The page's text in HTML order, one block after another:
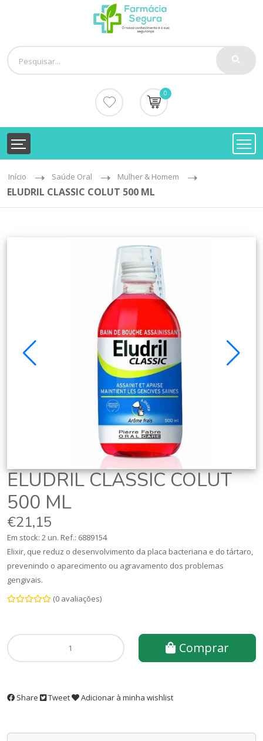
0
Início Saúde Oral Mulher & Homem
ELUDRIL CLASSIC COLUT 500 ML
ELUDRIL CLASSIC COLUT
500 ML
€21,15
Em stock: 2 un. Ref.: 6889154
Elixir, que reduz o desenvolvimento da placa bacteriana e do tártaro,
prevenindo o aparecimento ou agravamento dos problemas
gengivais.
(0 avaliações)
Comprar
Share Tweet Adicionar à minha wishlist